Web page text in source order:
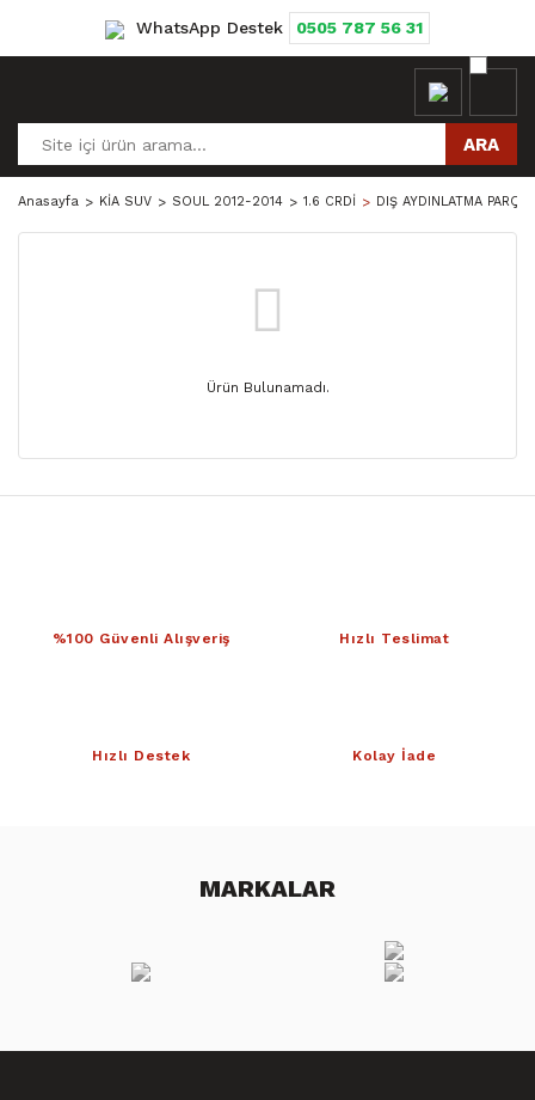
WhatsApp Destek 0505 787 56 31
ARA
Anasayfa KİA SUV SOUL 2012-2014 1.6 CRDİ DIŞ AYDINLATMA
Ürün Bulunamadı.
%100 Güvenli Alışveriş Hızlı Teslimat
Hızlı Destek Kolay İade
MARKALAR